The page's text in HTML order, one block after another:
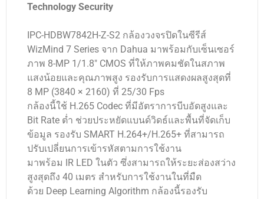
Technology Security
IPC-HDBW7842H-Z-S2 กล้องวงจรปิดในซีรีส์
WizMind 7 Series จาก Dahua มาพร้อมกับเซ็นเซอร์
ภาพ 8-MP 1/1.8″ CMOS ที่ให้ภาพคมชัดในสภาพ
แสงน้อยและคุณภาพสูง รองรับการแสดงผลสูงสุดที่
8 MP (3840 × 2160) ที่ 25/30 Fps
กล้องนี้ใช้ H.265 Codec ที่มีอัตราการบีบอัดสูงและ
Bit Rate ต่ำ ช่วยประหยัดแบนด์วิดธ์และพื้นที่จัดเก็บ
ข้อมูล รองรับ SMART H.264+/H.265+ ที่สามารถ
ปรับเปลี่ยนการเข้ารหัสตามการใช้งาน
มาพร้อม IR LED ในตัว ซึ่งสามารถให้ระยะส่องสว่าง
สูงสุดถึง 40 เมตร สำหรับการใช้งานในที่มืด
ด้วย Deep Learning Algorithm กล้องนี้รองรับ